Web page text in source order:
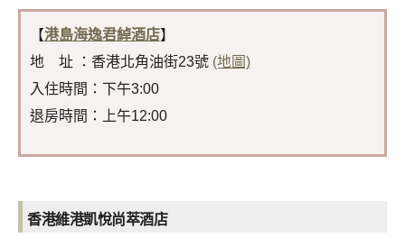
【港島海逸君綽酒店】
地 址 ：香港北角油街23號 (地圖)
入住時間：下午3:00
退房時間：上午12:00
香港維港凱悅尚萃酒店